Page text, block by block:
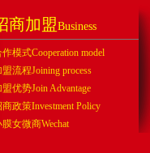
商加盟Business
作模式Cooperation model
盟流程Joining process
盟优势Join Advantage
商政策Investment Policy
膜女微商Wechat